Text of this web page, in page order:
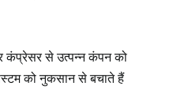
कंप्रेसर से उत्पन्न कंपन को
को नुकसान से बचाते हैं